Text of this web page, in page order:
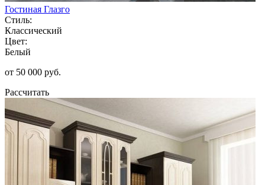
Гостиная Глазго
Стиль:
Классический
Цвет:
Белый
от 50 000 руб.
Рассчитать